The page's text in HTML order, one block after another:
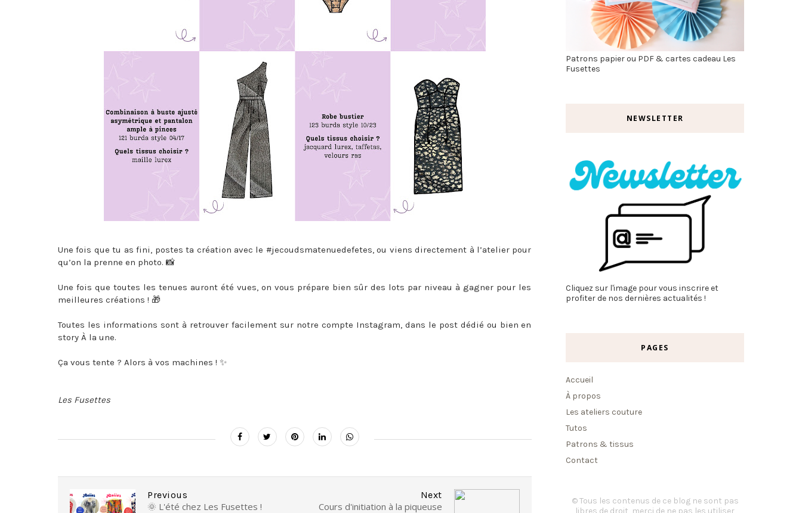
Une fois que tu as fini, postes ta création avec le #jecoudsmatenuedefetes, ou viens directement à l’atelier pour
qu’on la prenne en photo. 📸
Une fois que toutes les tenues auront été vues, on vous prépare bien sûr des lots par niveau à gagner pour les
meilleures créations ! 🎁
Toutes les informations sont à retrouver facilement sur notre compte Instagram, dans le post dédié ou bien en
story À la une.
Ça vous tente ? Alors à vos machines ! ✨
Les Fusettes
Next
Cours d'initiation à la piqueuse
Previous
🌞 L'été chez Les Fusettes !
Patrons papier ou PDF & cartes cadeau Les
Fusettes
NEWSLETTER
Cliquez sur l'image pour vous inscrire et
profiter de nos dernières actualités !
PAGES
Accueil
À propos
Les ateliers couture
Tutos
Patrons & tissus
Contact
© Tous les contenus de ce blog ne sont pas
libres de droit, merci de ne pas les utiliser